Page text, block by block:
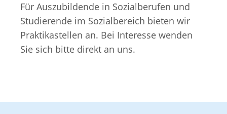
Zusatzvergütung für Wochenend- und
Feiertagsdienst,
eine abwechslungsreiche Tätigkeit mit
Für Auszubildende in Sozialberufen und
Studierende im Sozialbereich bieten wir
Praktikastellen an. Bei Interesse wenden
Sie sich bitte direkt an uns.